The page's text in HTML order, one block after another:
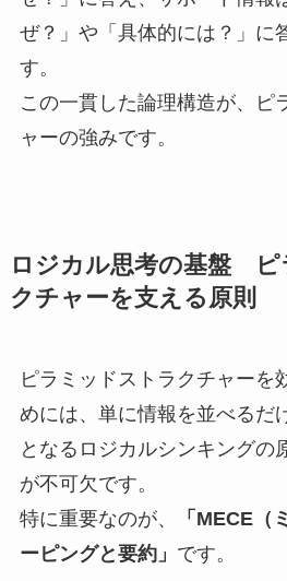
ぜ？」や「具体的には？」に
す。
この一貫した論理構造が、ピ
ャーの強みです。
ロジカル思考の基盤 ピ
クチャーを支える原則
ピラミッドストラクチャーを
めには、単に情報を並べるだ
となるロジカルシンキングの
が不可欠です。
特に重要なのが、
「MECE（
ーピングと要約」 です。